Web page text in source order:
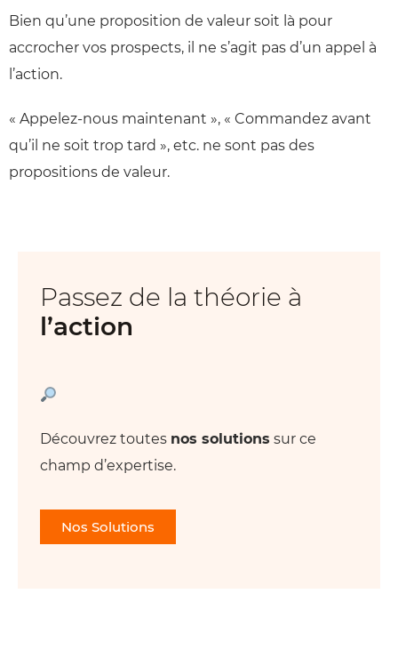
Bien qu’une proposition de valeur soit là pour
accrocher vos prospects, il ne s’agit pas d’un appel à
l’action.
« Appelez-nous maintenant », « Commandez avant
qu’il ne soit trop tard », etc. ne sont pas des
propositions de valeur.
Passez de la théorie à
l’action
Découvrez toutes nos solutions sur ce
champ d’expertise.
Nos Solutions